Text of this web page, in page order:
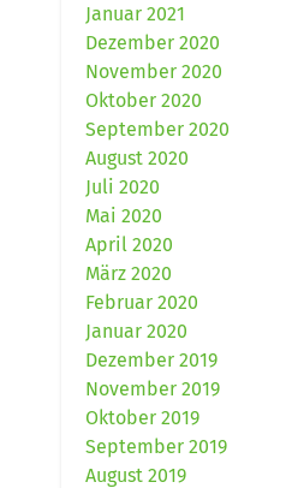
Januar 2021
Dezember 2020
November 2020
Oktober 2020
September 2020
August 2020
Juli 2020
Mai 2020
April 2020
März 2020
Februar 2020
Januar 2020
Dezember 2019
November 2019
Oktober 2019
September 2019
August 2019